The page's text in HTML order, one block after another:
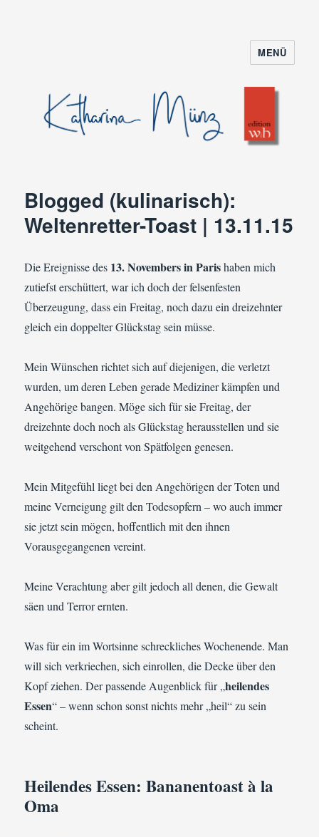
MENÜ
Blogged (kulinarisch):
Weltenretter-Toast | 13.11.15
Die Ereignisse des 13. Novembers in Parishaben mich
zutiefst erschüttert, war ich doch der felsenfesten
Überzeugung, dass ein Freitag, noch dazu ein dreizehnter
gleich ein doppelter Glückstag sein müsse.
Mein Wünschen richtet sich auf diejenigen, die verletzt
wurden, um deren Leben gerade Mediziner kämpfen und
Angehörige bangen. Möge sich für sie Freitag, der
dreizehnte doch noch als Glückstag herausstellen und sie
weitgehend verschont von Spätfolgen genesen.
Mein Mitgefühl liegt bei den Angehörigen der Toten und
meine Verneigung gilt den Todesopfern – wo auch immer
sie jetzt sein mögen, hoffentlich mit den ihnen
Vorausgegangenen vereint.
Meine Verachtung aber gilt jedoch all denen, die Gewalt
säen und Terror ernten.
Was für ein im Wortsinne schreckliches Wochenende. Man
will sich verkriechen, sich einrollen, die Decke über den
Kopf ziehen. Der passende Augenblick für „heilendes
Essen“ – wenn schon sonst nichts mehr „heil“ zu sein
scheint.
Heilendes Essen: Bananentoast à la
Oma